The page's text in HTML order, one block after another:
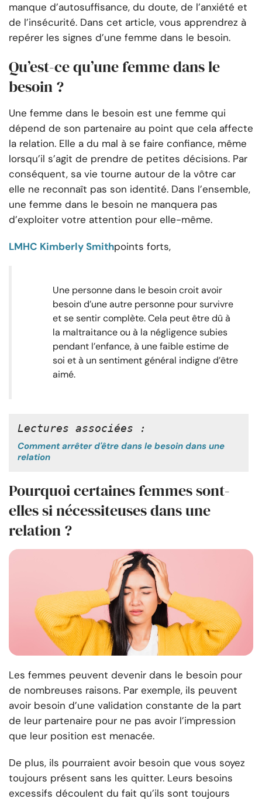
manque d’autosuffisance, du doute, de l’anxiété et
de l’insécurité. Dans cet article, vous apprendrez à
repérer les signes d’une femme dans le besoin.
Qu’est-ce qu’une femme dans le
besoin ?
Une femme dans le besoin est une femme qui
dépend de son partenaire au point que cela affecte
la relation. Elle a du mal à se faire confiance, même
lorsqu’il s’agit de prendre de petites décisions. Par
conséquent, sa vie tourne autour de la vôtre car
elle ne reconnaît pas son identité. Dans l’ensemble,
une femme dans le besoin ne manquera pas
d’exploiter votre attention pour elle-même.
LMHC Kimberly Smithpoints forts,
Une personne dans le besoin croit avoir
besoin d’une autre personne pour survivre
et se sentir complète. Cela peut être dû à
la maltraitance ou à la négligence subies
pendant l’enfance, à une faible estime de
soi et à un sentiment général indigne d’être
aimé.
Lectures associées :
Comment arrêter d'être dans le besoin dans une
relation
Pourquoi certaines femmes sont-
elles si nécessiteuses dans une
relation ?
Les femmes peuvent devenir dans le besoin pour
de nombreuses raisons. Par exemple, ils peuvent
avoir besoin d’une validation constante de la part
de leur partenaire pour ne pas avoir l’impression
que leur position est menacée.
De plus, ils pourraient avoir besoin que vous soyez
toujours présent sans les quitter. Leurs besoins
excessifs découlent du fait qu’ils sont toujours